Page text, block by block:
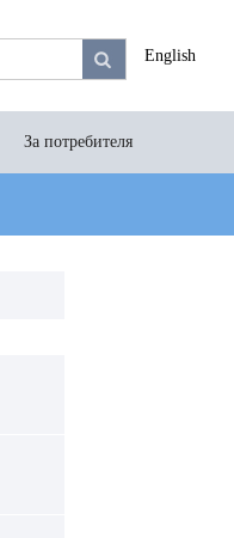
English
За потребителя